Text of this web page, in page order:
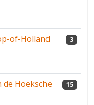
of-Holland
3
Hoeksche
15